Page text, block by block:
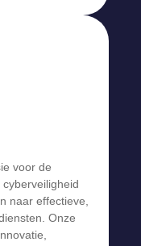
voor de
naar effectieve,
Onze